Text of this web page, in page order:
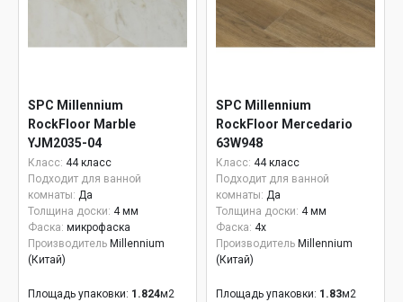
SPC Millennium
RockFloor Marble
YJM2035-04
Класс: 44 класс
Подходит для ванной
комнаты: Да
Толщина доски: 4 мм
Фаска: микрофаска
Производитель Millennium
(Китай)
Площадь упаковки: 1.824м2
SPC Millennium
RockFloor Mercedario
63W948
Класс: 44 класс
Подходит для ванной
комнаты: Да
Толщина доски: 4 мм
Фаска: 4x
Производитель Millennium
(Китай)
Площадь упаковки: 1.83м2